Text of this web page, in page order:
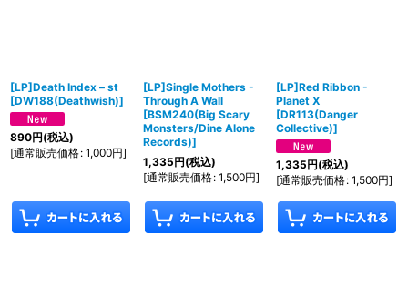
[LP]Death Index – st
[DW188(Deathwish)]
890円(税込)
[通常販売価格: 1,000円]
[LP]Single Mothers -
Through A Wall
[BSM240(Big Scary
Monsters/Dine Alone
Records)]
1,335円(税込)
[通常販売価格: 1,500円]
[LP]Red Ribbon -
Planet X
[DR113(Danger
Collective)]
1,335円(税込)
[通常販売価格: 1,500円]